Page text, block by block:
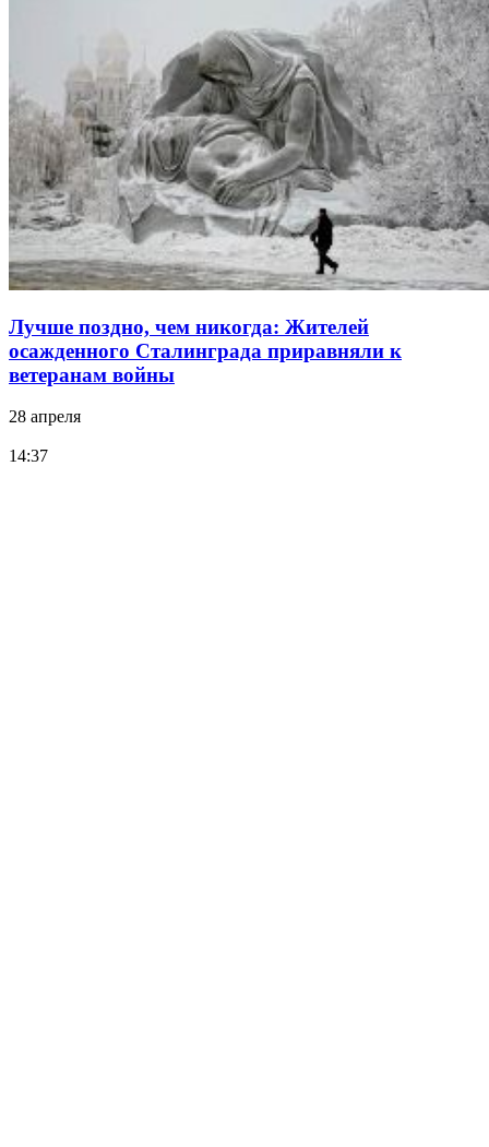
Лучше поздно, чем никогда: Жителей
осажденного Сталинграда приравняли к
ветеранам войны
28 апреля
14:37